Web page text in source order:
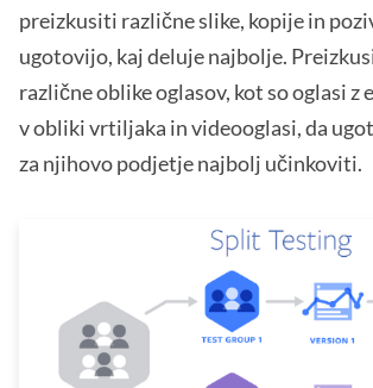
preizkusiti različne slike, kopije in
ugotovijo, kaj deluje najbolje.
različne oblike oglasov, kot so oglasi z
v obliki vrtiljaka in videooglasi, da
za njihovo podjetje najbolj učinkoviti.